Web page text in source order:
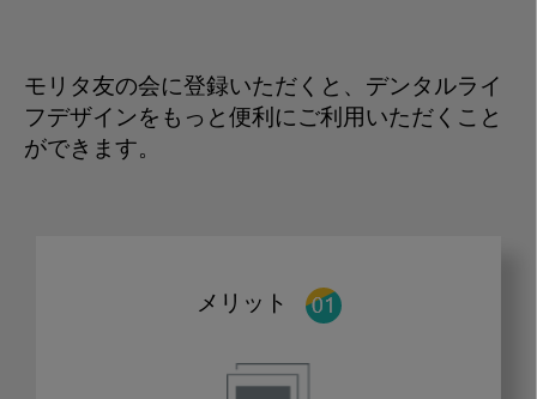
モリタ友の会に登録いただくと、デンタルライ
フデザインをもっと便利にご利用いただくこと
ができます。
メリット